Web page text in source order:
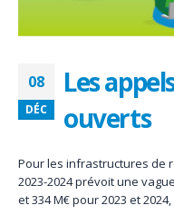
08
DÉC
Les
ouverts
Pour les infrastructures de
2023-2024 prévoit une
et 334 M€ pour 2023 et